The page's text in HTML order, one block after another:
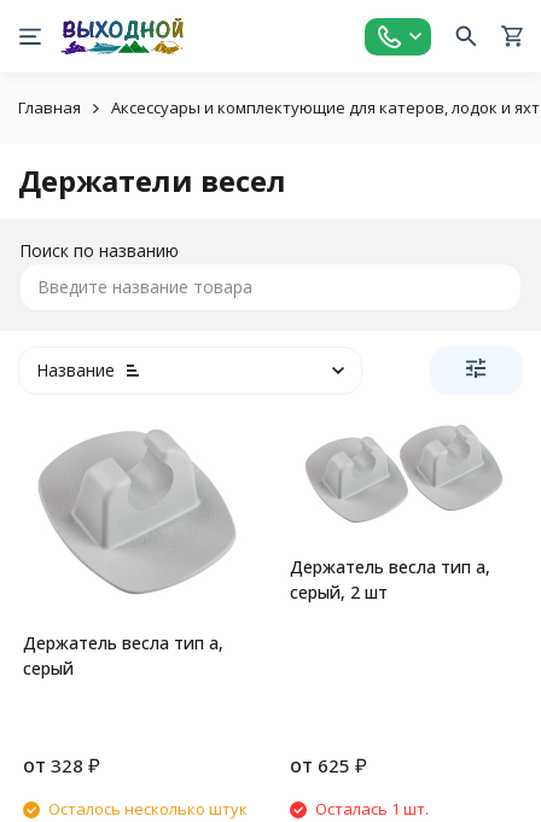
Главная Аксессуары и комплектующие для катеров, лодок и яхт
Держатели весел
Поиск по названию
Название
Держатель весла тип a,
серый
от 328 ₽
Осталось несколько штук
Держатель весла тип a,
серый, 2 шт
от 625 ₽
Осталась 1 шт.